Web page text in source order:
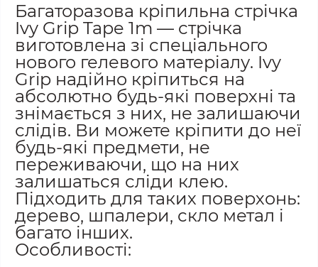
Багаторазова кріпильна стрічка
Ivy Grip Tape 1m — стрічка
виготовлена зі спеціального
нового гелевого матеріалу. Ivy
Grip надійно кріпиться на
абсолютно будь-які поверхні та
знімається з них, не залишаючи
слідів. Ви можете кріпити до неї
будь-які предмети, не
переживаючи, що на них
залишаться сліди клею.
Підходить для таких поверхонь:
дерево, шпалери, скло метал і
багато інших.
Особливості: